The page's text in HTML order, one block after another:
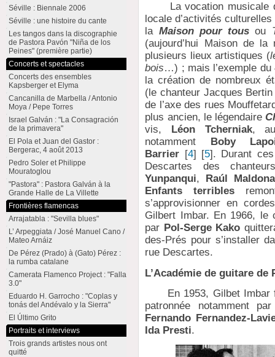
La vocation musicale
locale d’activités
la Maison pour tous ou
(aujourd’hui Maison de la
plusieurs lieux artistiques (
bois…) ; mais l’exemple
la création de nombreux
(le chanteur Jacques
de l’axe des rues
plus ancien, le légendaire
vis,
Léon Tcherniak,
notamment
Boby
Barrier [4] [5] . Durant
Descartes des
Yunpanqui,
Raúl
Enfants terribles
s’approvisionner en
Gilbert Imbar. En 1966, le
par Pol-Serge Kako
des-Prés pour s’installer
rue Descartes.
L’Académie de guitare de
En 1953, Gilbet Imbar
patronnée notamment
Fernando Fernandez-
Ida Presti.
Séville : Biennale 2006
Séville : une histoire du cante
Les tangos dans la discographie
de Pastora Pavón "Niña de los
Peines" (première partie)
Concerts et spectacles
Concerts des ensembles
Kapsberger et Elyma
Cancanilla de Marbella / Antonio
Moya / Pepe Torres
Israel Galván : "La Consagración
de la primavera"
El Pola et Juan del Gastor :
Bergerac, 4 août 2013
Pedro Soler et Philippe
Mouratoglou
"Pastora" : Pastora Galván à la
Grande Halle de La Villette
Frontières flamencas
Arrajatabla : "Sevilla blues"
L’ Arpeggiata / José Manuel Cano /
Mateo Arnáiz
De Pérez (Prado) à (Gato) Pérez :
la rumba catalane
Camerata Flamenco Project : "Falla
3.0"
Eduardo H. Garrocho : "Coplas y
tonás del Andévalo y la Sierra"
El Último Grito
Portraits et interviews
Trois grands artistes nous ont
quitté